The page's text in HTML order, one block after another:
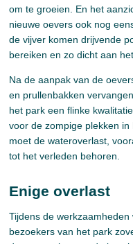
om te groeien. En het
nieuwe oevers ook nog
de vijver komen drijvende
bereiken en zo dicht aan
Na de aanpak van de
en prullenbakken
het park een flinke
voor de zompige plekken
moet de wateroverlast,
tot het verleden behoren.
Enige overlast
Tijdens de
bezoekers van het park